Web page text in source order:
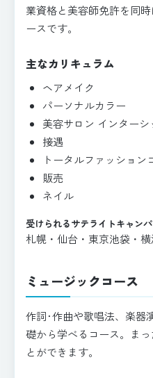
業資格と美容師免許を同
ースです。
主なカリキュラム
ヘアメイク
パーソナルカラー
美容サロン インターシ
接遇
トータルファッション
販売
ネイル
受けられるサテライトキャン
札幌・仙台・東京池袋・
ミュージックコース
作詞･作曲や歌唱法、楽器
礎から学べるコース。ま
とができます。